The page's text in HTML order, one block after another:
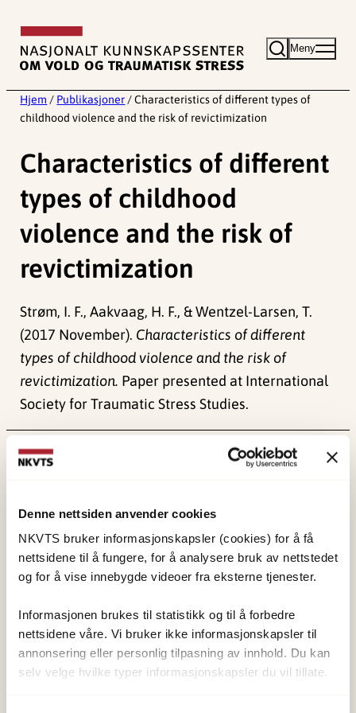
Denne nettsiden anvender cookies
NKVTS bruker informasjonskapsler (cookies) for å få
nettsidene til å fungere, for å analysere bruk av nettstedet
og for å vise innebygde videoer fra eksterne tjenester.
Informasjonen brukes til statistikk og til å forbedre
nettsidene våre. Vi bruker ikke informasjonskapsler til
annonsering eller personlig tilpasning av innhold. Du kan
selv velge hvilke typer informasjonskapsler du vil tillate.
innhold
Meny
Hjem / Publikasjoner / Characteristics of different types of
childhood violence and the risk of revictimization
Characteristics of different
types of childhood
violence and the risk of
revictimization
Strøm, I. F., Aakvaag, H. F., & Wentzel-Larsen, T.
(2017 November). Characteristics of different
types of childhood violence and the risk of
revictimization. Paper presented at International
Society for Traumatic Stress Studies.
Publisert:
om vold og traumatisk stress. Formålet er å bidra
til å forebygge og redusere de helsemessige og
sosiale konsekvensene som vold og traumatisk